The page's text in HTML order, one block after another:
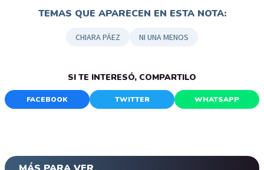
TEMAS QUE APARECEN EN ESTA NOTA:
CHIARA PÁEZ NI UNA MENOS
SI TE INTERESÓ, COMPARTILO
FACEBOOK TWITTER WHATSAPP